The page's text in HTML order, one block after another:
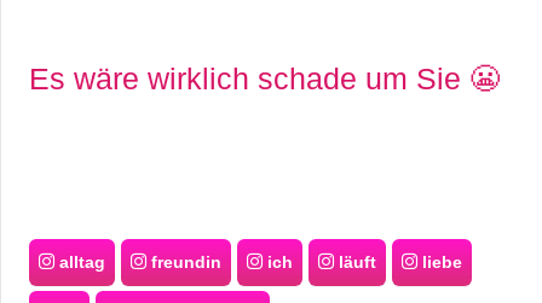
Es wäre wirklich schade um Sie 😬
alltag freundin ich läuft liebe